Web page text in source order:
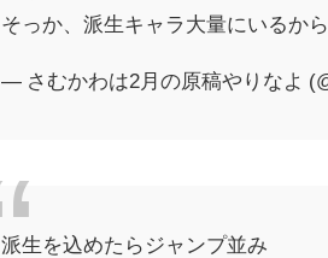
そっか、派生キャラ大量にいるか
— さむかわは2月の原稿やりなよ
派生を込めたらジャンプ並み